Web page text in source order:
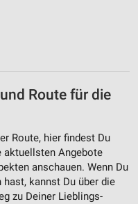
Route für die
Route, hier findest Du
aktuellsten Angebote
anschauen. Wenn Du
kannst Du über die
zu Deiner Lieblings-